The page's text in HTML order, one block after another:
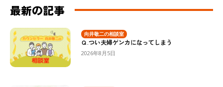
最新の記事
向井敬二の相談室
Ｑ.つい夫婦ゲンカになってしまう
2026年8月5日